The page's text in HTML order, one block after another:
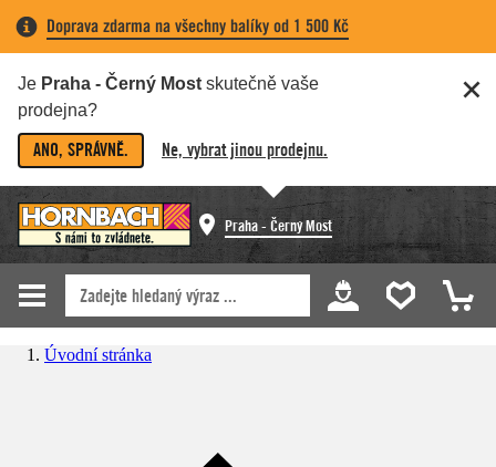
Doprava zdarma na všechny balíky od 1 500 Kč
Je Praha - Černý Most skutečně vaše
prodejna?
ANO, SPRÁVNĚ. Ne, vybrat jinou prodejnu.
Praha - Černý Most
Úvodní stránka